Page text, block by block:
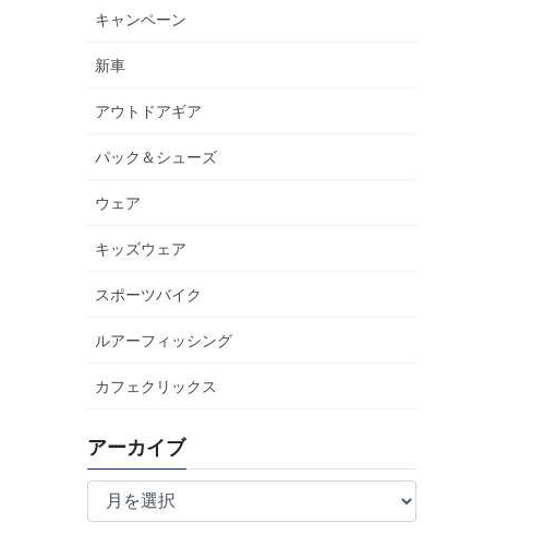
キャンペーン
新車
アウトドアギア
パック＆シューズ
ウェア
キッズウェア
スポーツバイク
ルアーフィッシング
カフェクリックス
アーカイブ
ア